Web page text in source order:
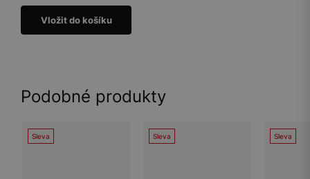
Vložit do košíku
Podobné produkty
Sleva Sleva Sleva